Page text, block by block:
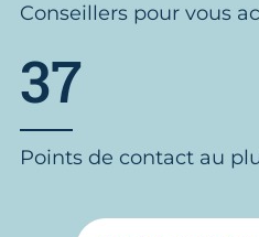
Conseillers pour vous
37
Points de contact au